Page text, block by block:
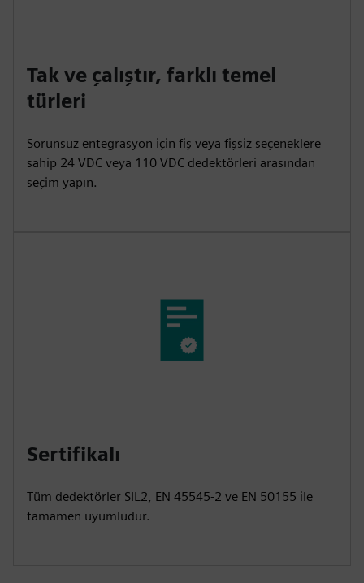
Tak ve çalıştır, farklı temel
türleri
Sorunsuz entegrasyon için fiş veya fişsiz seçeneklere
sahip 24 VDC veya 110 VDC dedektörleri arasından
seçim yapın.
Sertifikalı
Tüm dedektörler SIL2, EN 45545-2 ve EN 50155 ile
tamamen uyumludur.